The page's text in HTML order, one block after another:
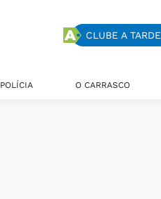
CLUBE A TARDE
POLÍCIA O CARRASCO